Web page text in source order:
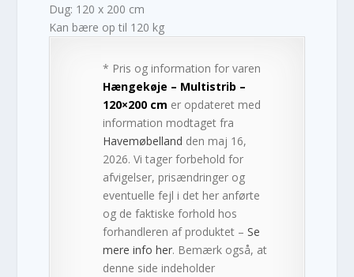
Dug: 120 x 200 cm
Kan bære op til 120 kg
* Pris og information for varen
Hængekøje – Multistrib –
120×200 cm er opdateret med
information modtaget fra
Havemøbelland den maj 16,
2026. Vi tager forbehold for
afvigelser, prisændringer og
eventuelle fejl i det her anførte
og de faktiske forhold hos
forhandleren af produktet –Se
mere info her. Bemærk også, at
denne side indeholder